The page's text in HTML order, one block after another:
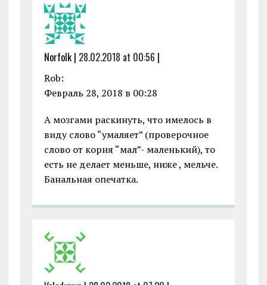
Norfolk | 28.02.2018 at 00:56 |
Rob:
Февраль 28, 2018 в 00:28
А мозгами раскинуть, что имелось в
виду слово “умаляет” (проверочное
слово от корня “мал”- маленький), то
есть не делает меньше, ниже , мельче.
Банальная опечатка.